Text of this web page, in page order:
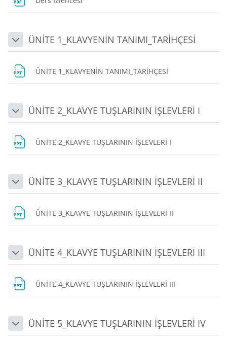
DaraltÜNİTE 1_KLAVYENİN TANIMI_TARİHÇESİ
ÜNİTE 1_KLAVYENİN TANIMI_TARİHÇESİ
DaraltÜNİTE 2_KLAVYE TUŞLARININ İŞLEVLERİ I
ÜNİTE 2_KLAVYE TUŞLARININ İŞLEVLERİ I
DaraltÜNİTE 3_KLAVYE TUŞLARININ İŞLEVLERİ II
ÜNİTE 3_KLAVYE TUŞLARININ İŞLEVLERİ II
DaraltÜNİTE 4_KLAVYE TUŞLARININ İŞLEVLERİ III
ÜNİTE 4_KLAVYE TUŞLARININ İŞLEVLERİ III
DaraltÜNİTE 5_KLAVYE TUŞLARININ İŞLEVLERİ IV